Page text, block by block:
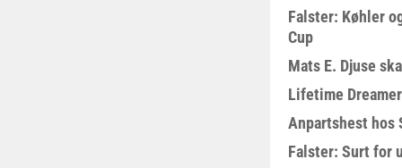
Falster: Køhler
Cup
Mats E. Djuse
Lifetime
Anpartshest hos
Falster: Surt for